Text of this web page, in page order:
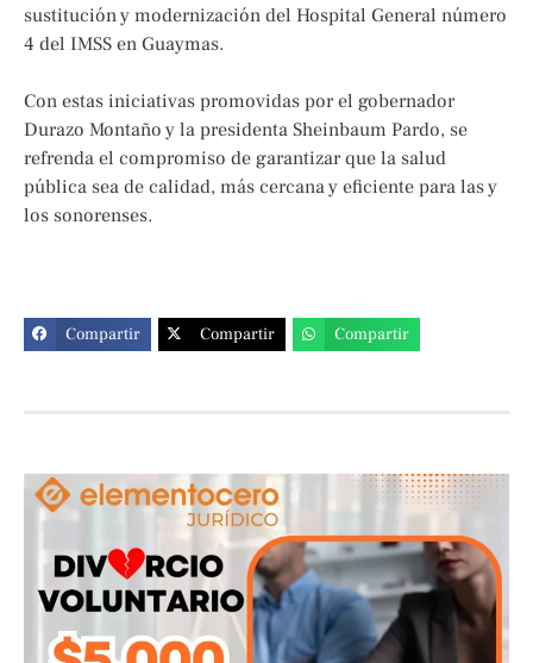
sustitución y modernización del Hospital General número
4 del IMSS en Guaymas.
Con estas iniciativas promovidas por el gobernador
Durazo Montaño y la presidenta Sheinbaum Pardo, se
refrenda el compromiso de garantizar que la salud
pública sea de calidad, más cercana y eficiente para las y
los sonorenses.
Compartir Compartir Compartir